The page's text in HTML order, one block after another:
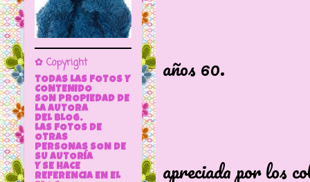
años 60.
apreciada por los
✿ Copyright
TODAS LAS FOTOS Y
CONTENIDO
SON PROPIEDAD DE
LA AUTORA
DEL BLOG.
LAS FOTOS DE
OTRAS
PERSONAS SON DE
SU AUTORÍA
Y SE HACE
REFERENCIA EN EL